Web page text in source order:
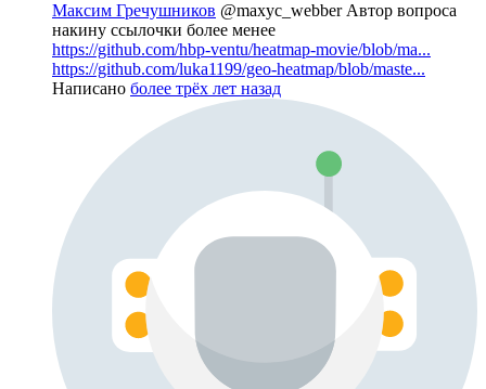
Максим Гречушников @maxyc_webber Автор вопроса
накину ссылочки более менее
https://github.com/hbp-ventu/heatmap-movie/blob/ma...
https://github.com/luka1199/geo-heatmap/blob/maste...
Написано более трёх лет назад